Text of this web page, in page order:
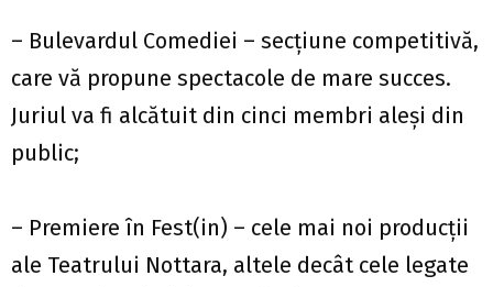
– Bulevardul Comediei – secțiune competitivă,
care vă propune spectacole de mare succes.
Juriul va fi alcătuit din cinci membri aleși din
public;
– Premiere în Fest(in) – cele mai noi producții
ale Teatrului Nottara, altele decât cele legate